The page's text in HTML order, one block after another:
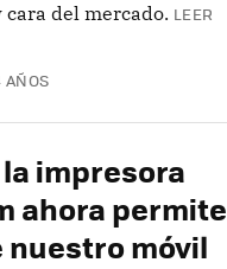
del mercado. LEER
AÑOS
impresora
ahora permite
nuestro móvil